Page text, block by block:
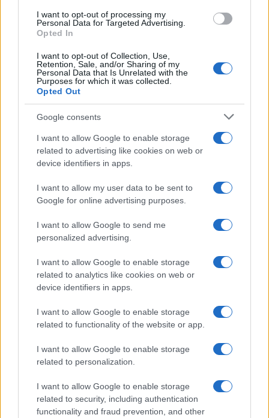
consent section.
I want to opt-out of processing my
Personal Data for Targeted Advertising.
Opted In
I want to opt-out of Collection, Use,
Retention, Sale, and/or Sharing of my
Personal Data that Is Unrelated with the
Purposes for which it was collected.
Opted Out
Google consents
I want to allow Google to enable storage
related to advertising like cookies on web or
device identifiers in apps.
I want to allow my user data to be sent to
Google for online advertising purposes.
I want to allow Google to send me
personalized advertising.
I want to allow Google to enable storage
related to analytics like cookies on web or
device identifiers in apps.
I want to allow Google to enable storage
related to functionality of the website or app.
I want to allow Google to enable storage
related to personalization.
I want to allow Google to enable storage
related to security, including authentication
functionality and fraud prevention, and other
Miur Istruzione
Editore: Sergio De Napoli
Via De Liguori, 17 - Bari